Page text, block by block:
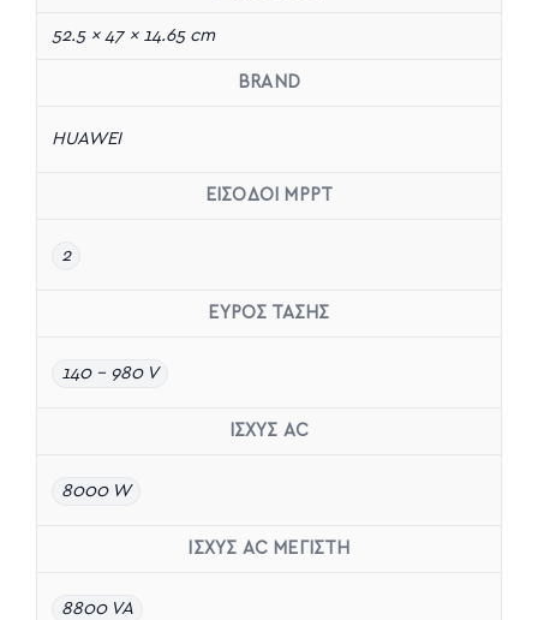
52.5 × 47 × 14.65 cm
BRAND
HUAWEI
ΕΙΣΟΔΟΙ MPPT
2
ΕΥΡΟΣ ΤΑΣΗΣ
140 – 980 V
ΙΣΧΥΣ AC
8000 W
ΙΣΧΥΣ AC ΜΕΓΙΣΤΗ
8800 VA